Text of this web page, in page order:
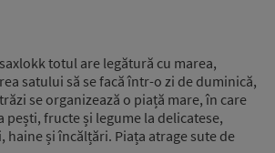
totul are legătură cu marea,
satului să se facă într-o zi de duminică,
se organizează o piață mare, în care
pești, fructe și legume la delicatese,
și încălțări. Piața atrage sute de